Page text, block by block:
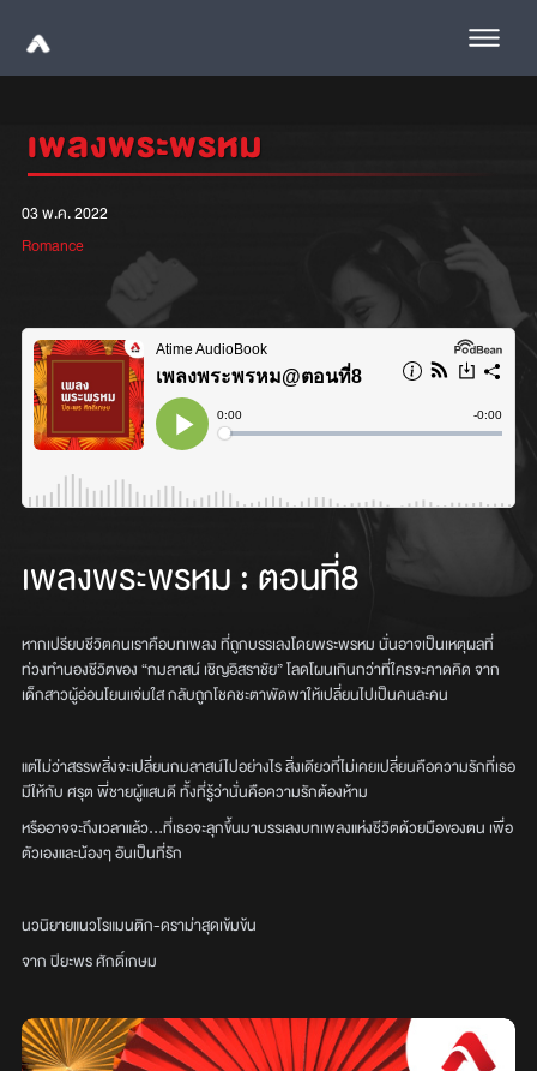
เพลงพระพรหม
03 พ.ค. 2022
Romance
เพลงพระพรหม:ตอนที่8
หากเปรียบชีวิตคนเราคือบทเพลง ที่ถูกบรรเลงโดยพระพรหม นั่นอาจเป็นเหตุผลที่
ท่วงทำนองชีวิตของ “กมลาสน์ เชิญอิสราชัย” โลดโผนเกินกว่าที่ใครจะคาดคิด จาก
เด็กสาวผู้อ่อนโยนแจ่มใส กลับถูกโชคชะตาพัดพาให้เปลี่ยนไปเป็นคนละคน
แต่ไม่ว่าสรรพสิ่งจะเปลี่ยนกมลาสน์ไปอย่างไร สิ่งเดียวที่ไม่เคยเปลี่ยนคือความรักที่เธอ
มีให้กับ ศรุต พี่ชายผู้แสนดี ทั้งที่รู้ว่านั่นคือความรักต้องห้าม
หรืออาจจะถึงเวลาแล้ว...ที่เธอจะลุกขึ้นมาบรรเลงบทเพลงแห่งชีวิตด้วยมือของตน เพื่อ
ตัวเองและน้องๆ อันเป็นที่รัก
นวนิยายแนวโรแมนติก-ดราม่าสุดเข้มข้น
จาก ปิยะพร ศักดิ์เกษม